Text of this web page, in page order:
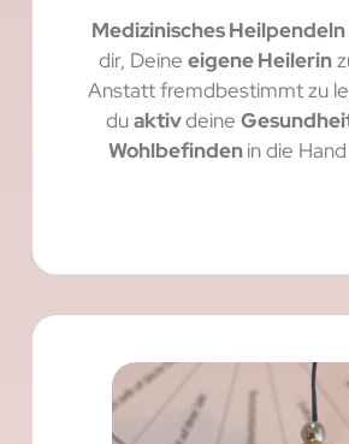
Medizinisches Heilpendeln
dir, Deine eigene Heilerin
Anstatt fremdbestimmt zu
duaktivdeine
Wohlbefindenin die